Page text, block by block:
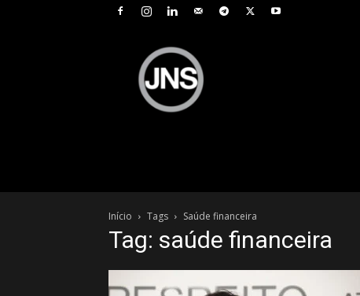
Início Tags Saúde financeira
Tag: saúde financeira